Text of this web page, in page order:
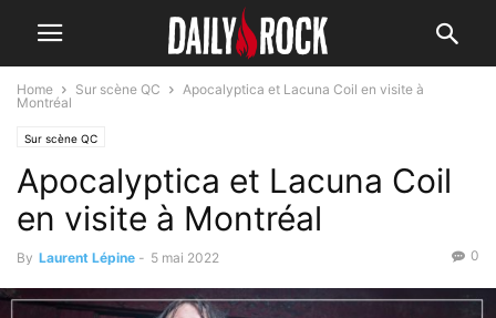
Home Sur scène QC
Apocalyptica et Lacuna Coil en visite à
Montréal
Sur scène QC
Apocalyptica et Lacuna Coil
en visite à Montréal
By Laurent Lépine - 5 mai 2022 0